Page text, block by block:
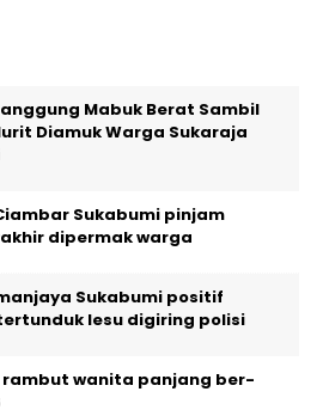
Mabuk Berat Sambil
Diamuk Warga Sukaraja
Sukabumi pinjam
dipermak warga
Sukabumi positif
lesu digiring polisi
rambut wanita panjang ber-